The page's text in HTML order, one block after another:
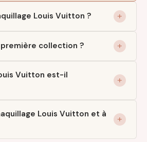
Louis Vuitton ?
collection ?
Vuitton est-il
Louis Vuitton et à